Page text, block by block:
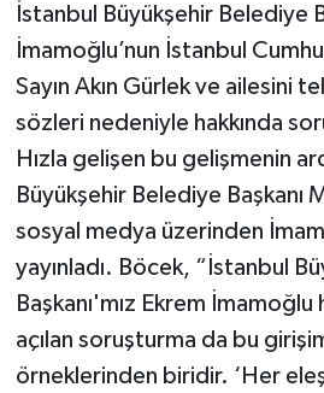
İstanbul Büyükşehir Belediye
İmamoğlu’nun İstanbul
Sayın Akın Gürlek ve ailesini
sözleri nedeniyle hakkında
Hızla gelişen bu gelişmenin
Büyükşehir Belediye Başkanı
sosyal medya üzerinden
yayınladı. Böcek, “İstanbul
Başkanı'mız Ekrem İmamoğlu
açılan soruşturma da bu
örneklerinden biridir. ‘Her